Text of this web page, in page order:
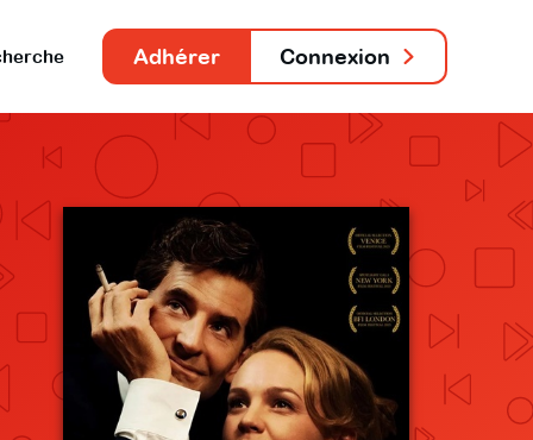
Adhérer Connexion